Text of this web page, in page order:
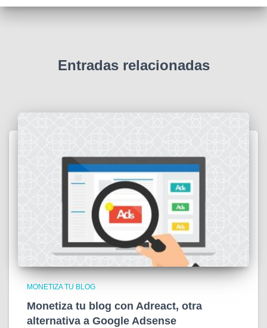
Entradas relacionadas
MONETIZA TU BLOG
Monetiza tu blog con Adreact, otra
alternativa a Google Adsense